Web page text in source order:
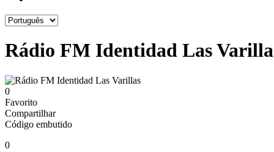
Rádio FM Identidad Las
0
Favorito
Compartilhar
Código embutido
0